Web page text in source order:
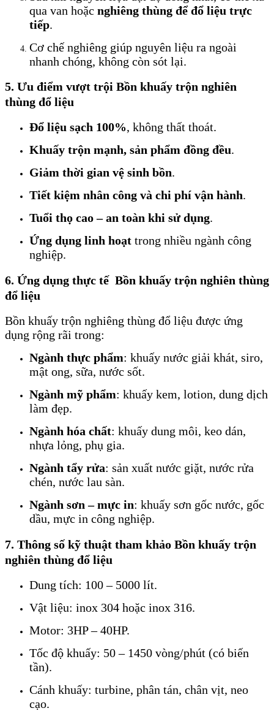
qua van hoặc nghiêng thùng để đổ liệu trực
tiếp.
Cơ chế nghiêng giúp nguyên liệu ra ngoài
nhanh chóng, không còn sót lại.
5. Ưu điểm vượt trội Bồn khuấy trộn nghiên
thùng đổ liệu
Đổ liệu sạch 100%, không thất thoát.
Khuấy trộn mạnh, sản phẩm đồng đều.
Giảm thời gian vệ sinh bồn.
Tiết kiệm nhân công và chi phí vận hành.
Tuổi thọ cao – an toàn khi sử dụng.
Ứng dụng linh hoạt trong nhiều ngành công
nghiệp.
6. Ứng dụng thực tế Bồn khuấy trộn nghiên thùng
đổ liệu
Bồn khuấy trộn nghiêng thùng đổ liệu được ứng
dụng rộng rãi trong:
Ngành thực phẩm: khuấy nước giải khát, siro,
mật ong, sữa, nước sốt.
Ngành mỹ phẩm: khuấy kem, lotion, dung dịch
làm đẹp.
Ngành hóa chất: khuấy dung môi, keo dán,
nhựa lỏng, phụ gia.
Ngành tẩy rửa: sản xuất nước giặt, nước rửa
chén, nước lau sàn.
Ngành sơn – mực in: khuấy sơn gốc nước, gốc
dầu, mực in công nghiệp.
7. Thông số kỹ thuật tham khảo Bồn khuấy trộn
nghiên thùng đổ liệu
Dung tích: 100 – 5000 lít.
Vật liệu: inox 304 hoặc inox 316.
Motor: 3HP – 40HP.
Tốc độ khuấy: 50 – 1450 vòng/phút (có biến
tần).
Cánh khuấy: turbine, phân tán, chân vịt, neo
cạo.